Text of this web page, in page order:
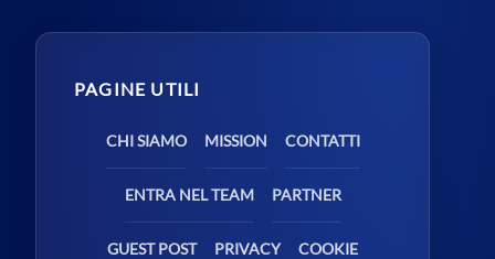
PAGINE UTILI
CHI SIAMO MISSION CONTATTI
ENTRA NEL TEAM PARTNER
GUEST POST PRIVACY COOKIE